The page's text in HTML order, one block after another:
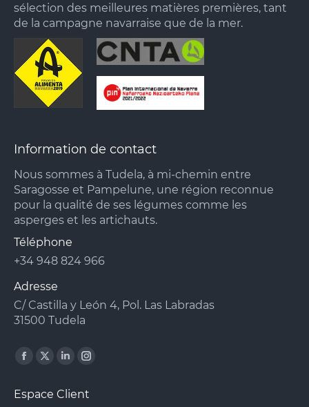
sélection des meilleures matières premières, tant
de la campagne navarraise que de la mer.
Information de contact
Nous sommes à Tudela, à mi-chemin entre
Saragosse et Pampelune, une région reconnue
pour la qualité de ses légumes comme les
asperges et les artichauts.
Téléphone
+34 948 824 966
Adresse
C/ Castilla y León 4, Pol. Las Labradas
31500 Tudela
Facebook
opens
X
opens
Linkedin
opens
Instagram
opens
Espace Client